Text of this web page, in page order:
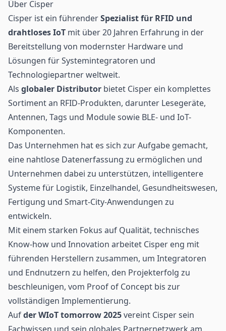
Über Cisper
Cisper ist ein führenderSpezialist für RFID und
drahtloses IoT mit über 20 Jahren Erfahrung in der
Bereitstellung von modernster Hardware und
Lösungen für Systemintegratoren und
Technologiepartner weltweit.
Als globaler Distributor bietet Cisper ein komplettes
Sortiment an RFID-Produkten, darunter Lesegeräte,
Antennen, Tags und Module sowie BLE- und IoT-
Komponenten.
Das Unternehmen hat es sich zur Aufgabe gemacht,
eine nahtlose Datenerfassung zu ermöglichen und
Unternehmen dabei zu unterstützen, intelligentere
Systeme für Logistik, Einzelhandel, Gesundheitswesen,
Fertigung und Smart-City-Anwendungen zu
entwickeln.
Mit einem starken Fokus auf Qualität, technisches
Know-how und Innovation arbeitet Cisper eng mit
führenden Herstellern zusammen, um Integratoren
und Endnutzern zu helfen, den Projekterfolg zu
beschleunigen, vom Proof of Concept bis zur
vollständigen Implementierung.
Aufder WIoT tomorrow 2025vereint Cisper sein